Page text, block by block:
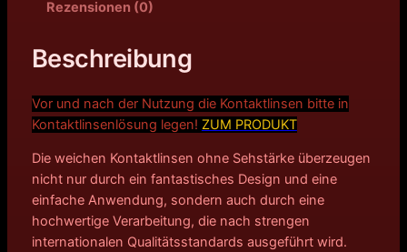
Rezensionen (0)
Beschreibung
Vor und nach der Nutzung die Kontaktlinsen bitte in
Kontaktlinsenlösung legen! ZUM PRODUKT
Die weichen Kontaktlinsen ohne Sehstärke überzeugen
nicht nur durch ein fantastisches Design und eine
einfache Anwendung, sondern auch durch eine
hochwertige Verarbeitung, die nach strengen
internationalen Qualitätsstandards ausgeführt wird.